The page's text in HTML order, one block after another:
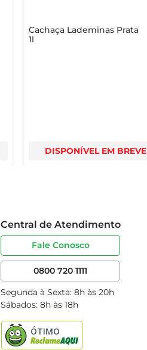
Cachaça Lademinas Prata
1l
DISPONÍVEL EM BREVE
Central de Atendimento
Fale Conosco
0800 720 1111
Segunda à Sexta: 8h às 20h
Sábados: 8h às 18h